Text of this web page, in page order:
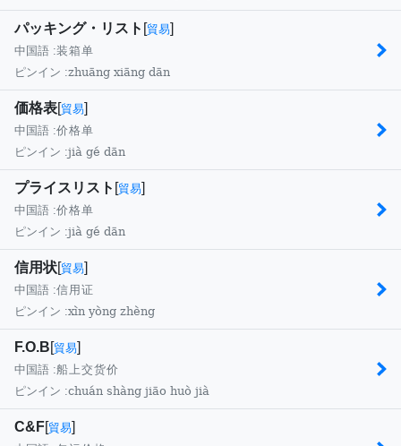
パッキング・リスト [貿易]
中国語 :装箱单
ピンイン :zhuāng xiāng dān
価格表[貿易]
中国語 :价格单
ピンイン :jià gé dān
プライスリスト [貿易]
中国語 :价格单
ピンイン :jià gé dān
信用状[貿易]
中国語 :信用证
ピンイン :xìn yòng zhèng
F.O.B[貿易]
中国語 :船上交货价
ピンイン :chuán shàng jiāo huò jià
C&F[貿易]